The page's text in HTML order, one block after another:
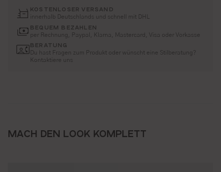
KOSTENLOSER VERSAND
innerhalb Deutschlands und schnell mit DHL
BEQUEM BEZAHLEN
per Rechnung, Paypal, Klarna, Mastercard, Visa oder Vorkasse
BERATUNG
Du hast Fragen zum Produkt oder wünscht eine Stilberatung?
Kontaktiere uns
MACH DEN LOOK KOMPLETT